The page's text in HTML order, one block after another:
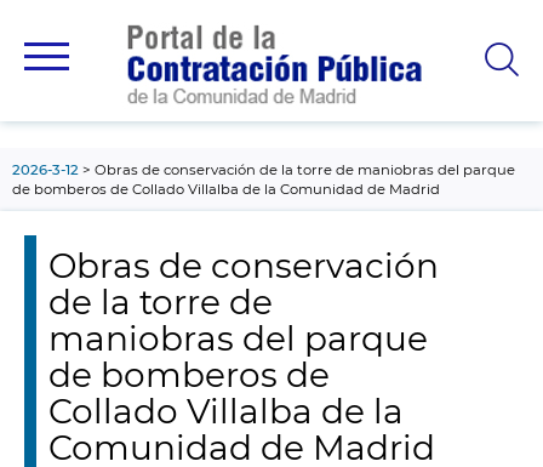
principal
2026-3-12
Obras de conservación de la torre de maniobras del parque
de bomberos de Collado Villalba de la Comunidad de Madrid
Obras de conservación
de la torre de
maniobras del parque
de bomberos de
Collado Villalba de la
Comunidad de Madrid